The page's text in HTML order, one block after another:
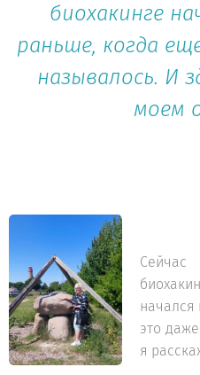
биохакинге
раньше, когда
называлось. И
моем
это
я